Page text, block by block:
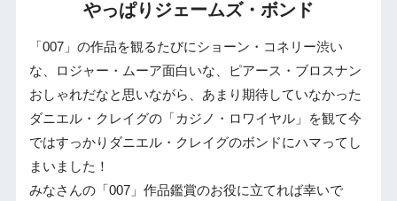
やっぱりジェームズ・ボンド
「007」の作品を観るたびにショーン・コネリー渋い
な、ロジャー・ムーア面白いな、ピアース・ブロスナン
おしゃれだなと思いながら、あまり期待していなかった
ダニエル・クレイグの「カジノ・ロワイヤル」を観て今
ではすっかりダニエル・クレイグのボンドにハマってし
まいました！
みなさんの「007」作品鑑賞のお役に立てれば幸いで